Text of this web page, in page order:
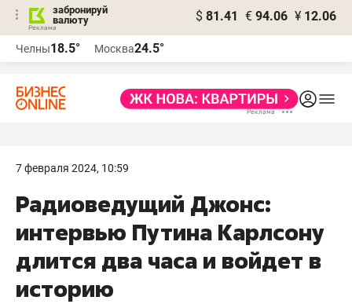
забронируй
валюту
$ 81.41 € 94.06 ¥ 12.06
Челны18.5° Москва24.5°
7 февраля 2024, 10:59
Радиоведущий Джонс:
интервью Путина Карлсону
длится два часа и войдет в
историю